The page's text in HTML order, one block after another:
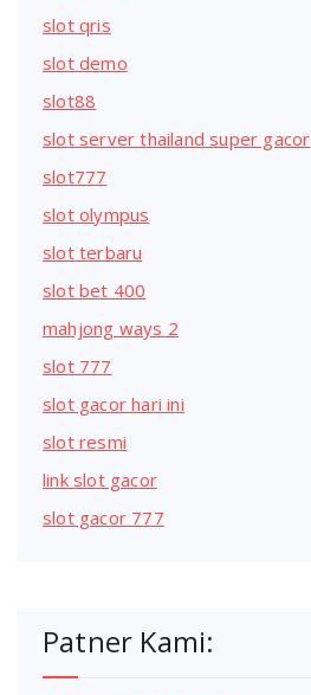
slot qris
slot demo
slot88
slot server thailand super gacor
slot777
slot olympus
slot terbaru
slot bet 400
mahjong ways 2
slot 777
slot gacor hari ini
slot resmi
link slot gacor
slot gacor 777
Patner Kami: